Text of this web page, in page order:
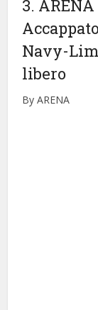
3.
Navy-
libero
By ARENA